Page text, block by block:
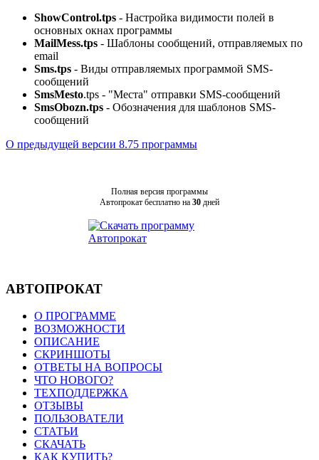
ShowControl.tps - Настройка видимости полей в
основных окнах программы
MailMess.tps - Шаблоны сообщений, отправляемых по
email
Sms.tps - Виды отправляемых программой SMS-
сообщений
SmsMesto.tps - "Места" отправки SMS-сообщений
SmsObozn.tps - Обозначения для шаблонов SMS-
сообщений
О предыдущей версии 8.75 программы
Полная версия программы
Автопрокат бесплатно на 30 дней
АВТОПРОКАТ
О ПРОГРАММЕ
ВОЗМОЖНОСТИ
ОПИСАНИЕ
СКРИНШОТЫ
ОТВЕТЫ НА ВОПРОСЫ
ЧТО НОВОГО?
ТЕХПОДДЕРЖКА
ОТЗЫВЫ
ПОЛЬЗОВАТЕЛИ
СТАТЬИ
СКАЧАТЬ
КАК КУПИТЬ?